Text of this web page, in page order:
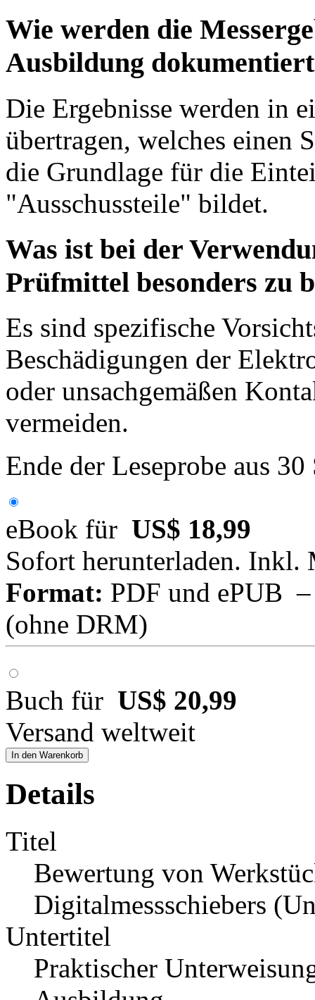
Wie werden die
Ausbildung
Die Ergebnisse werden in
übertragen, welches einen
die Grundlage für die
"Ausschussteile" bildet.
Was ist bei der
Prüfmittel besonders zu
Es sind spezifische
Beschädigungen der
oder unsachgemäßen
vermeiden.
Ende der Leseprobe aus
eBook für US$ 18,99
Sofort herunterladen. Inkl.
Format: PDF und ePUB
(ohne DRM)
Buch für US$ 20,99
Versand weltweit
In den Warenkorb
Details
Titel
Bewertung von
Digitalmessschiebers
Untertitel
Praktischer